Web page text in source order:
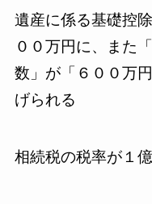
遺産に係る基礎控
００万円に、また
数」が「６００万
げられる
相続税の税率が１